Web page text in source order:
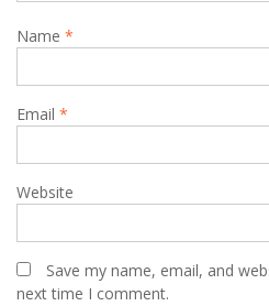
Name *
Email *
Website
Save my name, email, and
next time I comment.